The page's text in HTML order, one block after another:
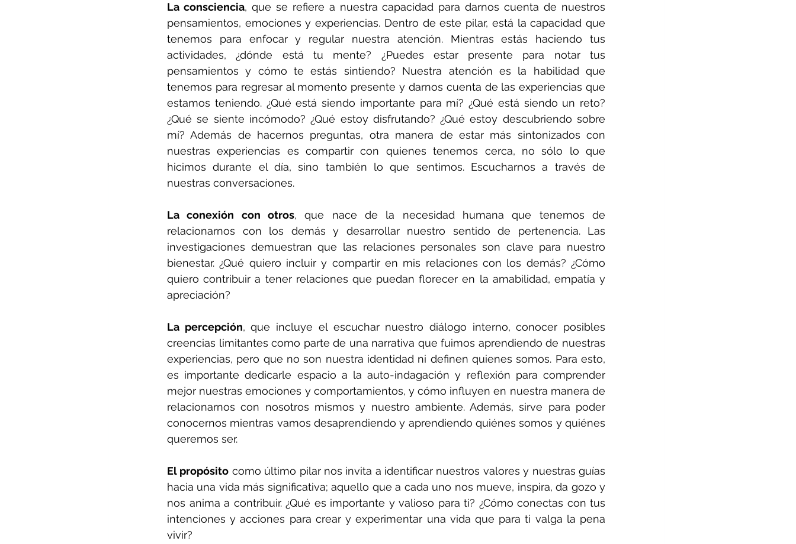
La consciencia, que se refiere a nuestra capacidad para darnos cuenta de nuestros
pensamientos, emociones y experiencias. Dentro de este pilar, está la capacidad que
tenemos para enfocar y regular nuestra atención. Mientras estás haciendo tus
actividades, ¿dónde está tu mente? ¿Puedes estar presente para notar tus
pensamientos y cómo te estás sintiendo? Nuestra atención es la habilidad que
tenemos para regresar al momento presente y darnos cuenta de las experiencias que
estamos teniendo. ¿Qué está siendo importante para mí? ¿Qué está siendo un reto?
¿Qué se siente incómodo? ¿Qué estoy disfrutando? ¿Qué estoy descubriendo sobre
mí? Además de hacernos preguntas, otra manera de estar más sintonizados con
nuestras experiencias es compartir con quienes tenemos cerca, no sólo lo que
hicimos durante el día, sino también lo que sentimos. Escucharnos a través de
nuestras conversaciones.
La conexión con otros, que nace de la necesidad humana que tenemos de
relacionarnos con los demás y desarrollar nuestro sentido de pertenencia. Las
investigaciones demuestran que las relaciones personales son clave para nuestro
bienestar. ¿Qué quiero incluir y compartir en mis relaciones con los demás? ¿Cómo
quiero contribuir a tener relaciones que puedan florecer en la amabilidad, empatía y
apreciación?
La percepción, que incluye el escuchar nuestro diálogo interno, conocer posibles
creencias limitantes como parte de una narrativa que fuimos aprendiendo de nuestras
experiencias, pero que no son nuestra identidad ni definen quienes somos. Para esto,
es importante dedicarle espacio a la auto-indagación y reflexión para comprender
mejor nuestras emociones y comportamientos, y cómo influyen en nuestra manera de
relacionarnos con nosotros mismos y nuestro ambiente. Además, sirve para poder
conocernos mientras vamos desaprendiendo y aprendiendo quiénes somos y quiénes
queremos ser.
El propósito como último pilar nos invita a identificar nuestros valores y nuestras guías
hacia una vida más significativa; aquello que a cada uno nos mueve, inspira, da gozo y
nos anima a contribuir. ¿Qué es importante y valioso para ti? ¿Cómo conectas con tus
intenciones y acciones para crear y experimentar una vida que para ti valga la pena
vivir?